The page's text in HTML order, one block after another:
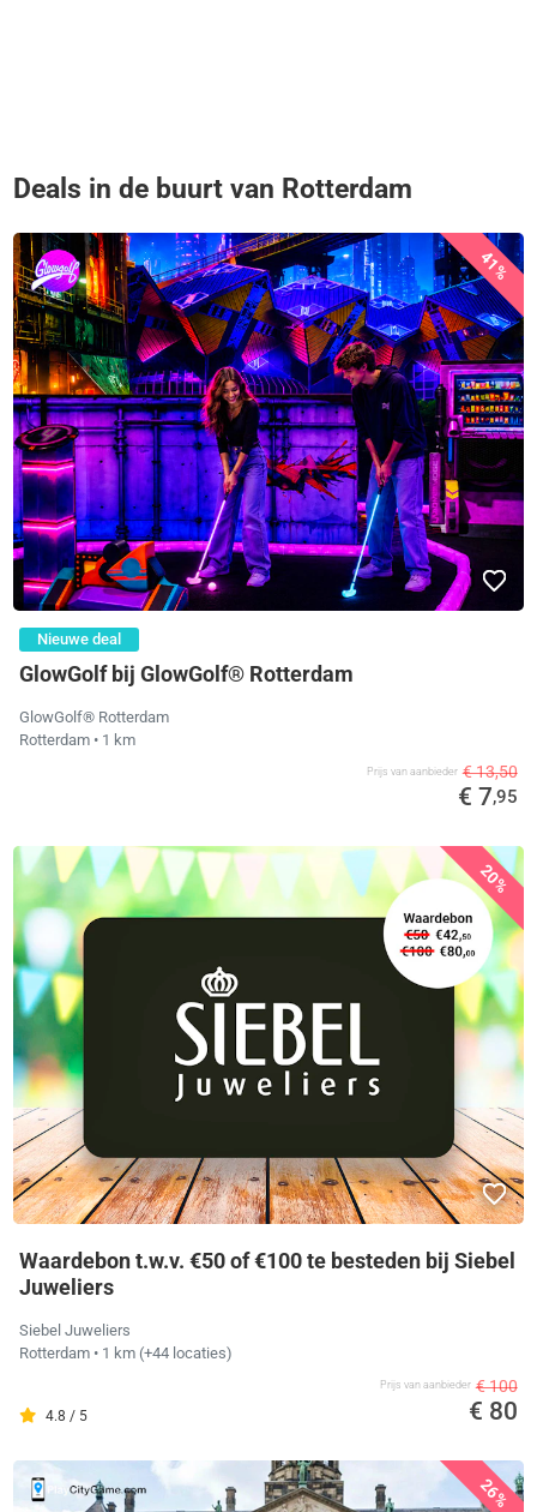
Deals in de buurt van Rotterdam
41%
Nieuwe deal
GlowGolf bij GlowGolf® Rotterdam
GlowGolf® Rotterdam
Rotterdam • 1 km
Prijs van aanbieder € 13,50
€ 7,95
20%
Waardebon t.w.v. €50 of €100 te besteden bij Siebel
Juweliers
Siebel Juweliers
Rotterdam • 1 km (+44 locaties)
4.8 / 5
Prijs van aanbieder € 100
€ 80
26%